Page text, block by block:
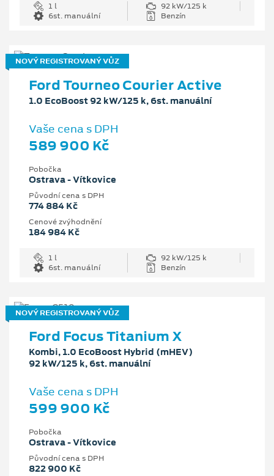
1 l
92 kW/125 k
6st. manuální
Benzín
NOVÝ REGISTROVANÝ VŮZ
Ford Tourneo Courier Active
1.0 EcoBoost 92 kW/125 k, 6st. manuální
Vaše cena s DPH
589 900 Kč
Pobočka
Ostrava - Vítkovice
Původní cena s DPH
774 884 Kč
Cenové zvýhodnění
184 984 Kč
1 l
92 kW/125 k
6st. manuální
Benzín
NOVÝ REGISTROVANÝ VŮZ
Ford Focus Titanium X
Kombi, 1.0 EcoBoost Hybrid (mHEV)
92 kW/125 k, 6st. manuální
Vaše cena s DPH
599 900 Kč
Pobočka
Ostrava - Vítkovice
Původní cena s DPH
822 900 Kč